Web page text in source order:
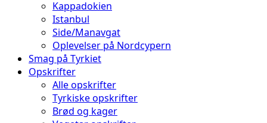
Kappadokien
Istanbul
Side/Manavgat
Oplevelser på Nordcypern
Smag på Tyrkiet
Opskrifter
Alle opskrifter
Tyrkiske opskrifter
Brød og kager